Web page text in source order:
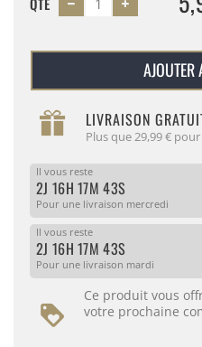
AJOUTER
LIVRAISON
Plus que 29,99 €
Il vous reste
2J 16H 17M 43S
Pour une livraison mercredi
Il vous reste
2J 16H 17M 43S
Pour une livraison mardi
Ce produit vous
votre prochaine